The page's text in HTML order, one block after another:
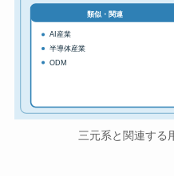
類似・関連
AI産業
半導体産業
ODM
三元系と関連する